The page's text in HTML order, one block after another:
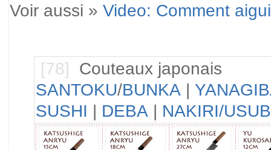
Voir aussi » Video: Comment
[78] Couteaux japonais
SANTOKU/BUNKA |
SUSHI | DEBA | NAKIRI/